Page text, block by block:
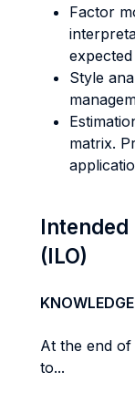
Factor
Style
matrix.
Intended
(ILO)
At the end
to...